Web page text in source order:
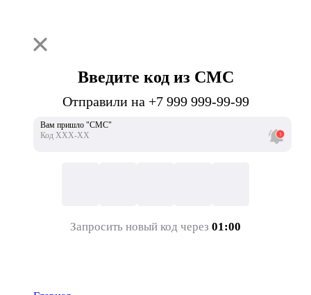
Введите код из СМС
Отправили на +7 999 999-99-99
Вам пришло "СМС"
Код ХХХ-ХХ
Запросить новый код через 01:00